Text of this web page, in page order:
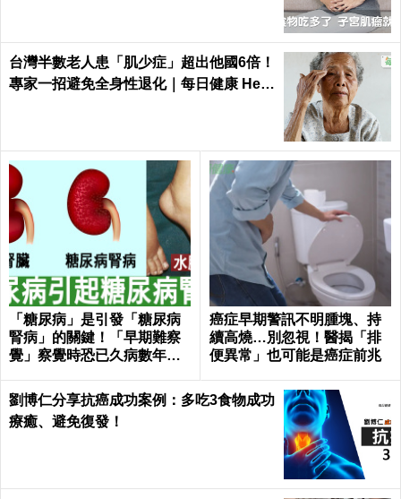
台灣半數老人患「肌少症」超出他國6倍！
專家一招避免全身性退化｜每日健康 Heal
「糖尿病」是引發「糖尿病
腎病」的關鍵！「早期難察
覺」察覺時恐已久病數年！
癌症早期警訊不明腫塊、持
續高燒…別忽視！醫揭「排
便異常」也可能是癌症前兆
劉博仁分享抗癌成功案例：多吃3食物成功
療癒、避免復發！